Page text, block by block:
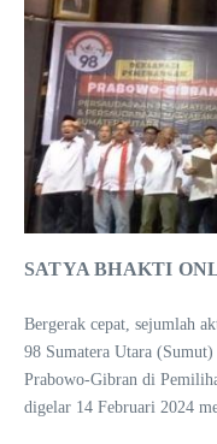
SATYA BHAKTI
Bergerak cepat, sejumlah
98 Sumatera Utara (Sumut)
Prabowo-Gibran di
digelar 14 Februari 2024